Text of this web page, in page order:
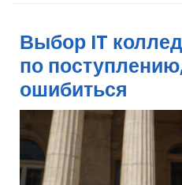
Выбор IT
по
ошибиться